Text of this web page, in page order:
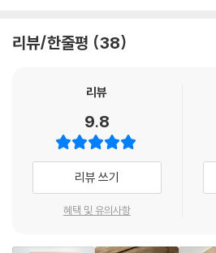
는 부모가 아니라 ‘아이’라는 사실을 명확하
2부 〈깎아내린 ‘완벽’이 아닌 쌓아 올린 ‘특
할 수 있는 조언들을 소개하면서 학업 능력
제 대비 전략 등 공교육 과정을 정복하기 위
이어지는 3부 〈누구나 자신이 생각하는 것
서는 아이의 성격 유형과 가치관에 따른 자
삶’의 의미에 대해서 어떻게 생각하고 있는
리뷰/한줄평 38
리뷰
9.8
리뷰 쓰기
혜택 및 유의사항